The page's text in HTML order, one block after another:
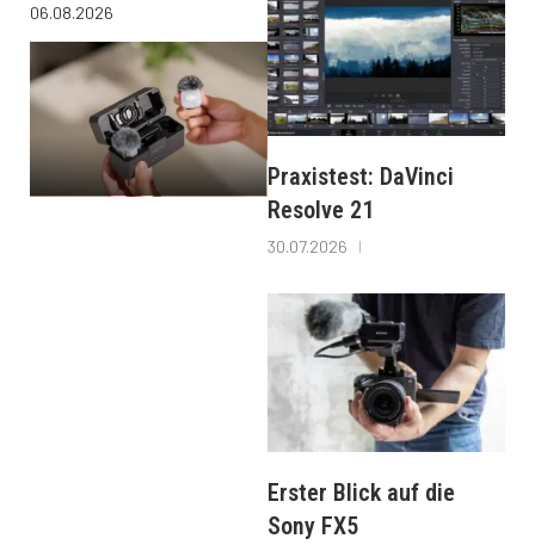
06.08.2026
Praxistest: DaVinci
Resolve 21
30.07.2026
Erster Blick auf die
Sony FX5